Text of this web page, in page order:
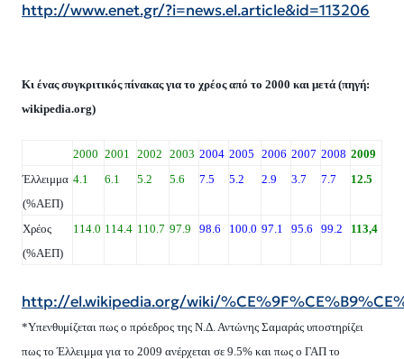
http://www.enet.gr/?i=news.el.article&id=113206
Κι ένας συγκριτικός πίνακας για το χρέος από το 2000 και μετά (πηγή:
wikipedia.org)
2000 2001 2002 2003 2004 2005 2006 2007 2008 2009
Έλλειμμα
(%ΑΕΠ)
4.1 6.1 5.2 5.6 7.5 5.2 2.9 3.7 7.7 12.5
Χρέος
(%ΑΕΠ)
114.0 114.4 110.7 97.9 98.6 100.0 97.1 95.6 99.2 113,4
http://el.wikipedia.org/wiki/
*Υπενθυμίζεται πως ο πρόεδρος της Ν.Δ. Αντώνης Σαμαράς υποστηρίζει
πως το Έλλειμμα για το 2009 ανέρχεται σε 9.5% και πως ο ΓΑΠ το